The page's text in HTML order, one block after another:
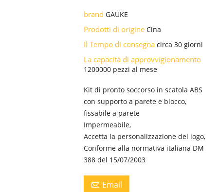
brand GAUKE
Prodotti di origine Cina
Il Tempo di consegna circa 30 giorni
La capacità di approvvigionamento
1200000 pezzi al mese
Kit di pronto soccorso in scatola ABS
con supporto a parete e blocco,
fissabile a parete
Impermeabile,
Accetta la personalizzazione del logo,
Conforme alla normativa italiana DM
388 del 15/07/2003
 Email